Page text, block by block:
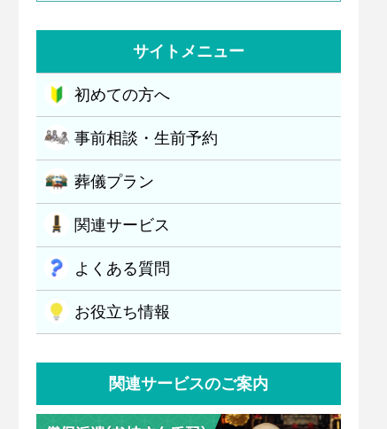
サイトメニュー
初めての方へ
事前相談・生前予約
葬儀プラン
関連サービス
よくある質問
お役立ち情報
関連サービスのご案内